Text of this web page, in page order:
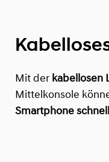
Mit der kabellosen
Mittelkonsole
Smartphone